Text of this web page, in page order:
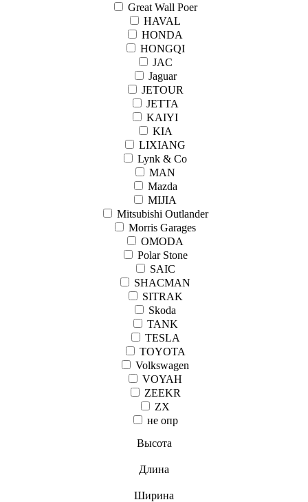
Great Wall Рoer
HAVAL
HONDA
HONGQI
JAC
Jaguar
JETOUR
JETTA
KAIYI
KIA
LIXIANG
Lynk & Co
MAN
Mazda
MIJIA
Mitsubishi Outlander
Morris Garages
OMODA
Polar Stone
SAIC
SHACMAN
SITRAK
Skoda
TANK
TESLA
TOYOTA
Volkswagen
VOYAH
ZEEKR
ZX
не опр
Высота
Длина
Ширина